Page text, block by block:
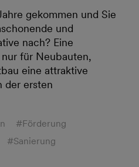
gekommen und Sie
und
nach? Eine
für Neubauten,
eine attraktive
der ersten
#Förderung
#Sanierung